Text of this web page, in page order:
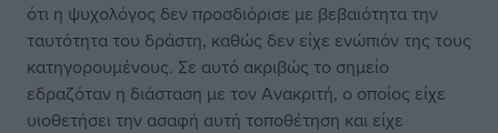
ότι η ψυχολόγος δεν προσδιόρισε με βεβαιότητα την
ταυτότητα του δράστη, καθώς δεν είχε ενώπιόν της τους
κατηγορουμένους. Σε αυτό ακριβώς το σημείο
εδραζόταν η διάσταση με τον Ανακριτή, ο οποίος είχε
υιοθετήσει την ασαφή αυτή τοποθέτηση και είχε